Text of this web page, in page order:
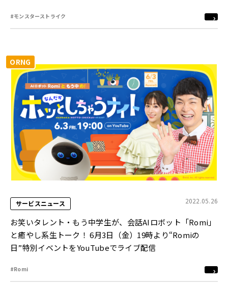
#モンスターストライク
ORNG
サービスニュース 2022.05.26
お笑いタレント・もう中学生が、会話AIロボット「Romi」
と癒やし系生トーク！ 6月3日（金）19時より“Romiの
日”特別イベントをYouTubeでライブ配信
#Romi